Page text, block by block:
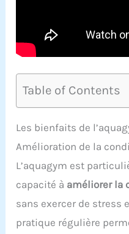
Table of Contents
Les bienfaits de
Amélioration de la
L’aquagym est
capacité à améliorer la
sans exercer de stress
pratique régulière